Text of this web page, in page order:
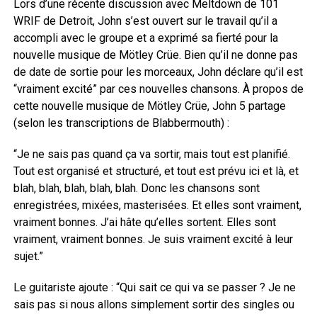
Lors d’une récente discussion avec Meltdown de 101
WRIF de Detroit, John s’est ouvert sur le travail qu’il a
accompli avec le groupe et a exprimé sa fierté pour la
nouvelle musique de Mötley Crüe. Bien qu’il ne donne pas
de date de sortie pour les morceaux, John déclare qu’il est
“vraiment excité” par ces nouvelles chansons. À propos de
cette nouvelle musique de Mötley Crüe, John 5 partage
(selon les transcriptions de Blabbermouth) :
“Je ne sais pas quand ça va sortir, mais tout est planifié.
Tout est organisé et structuré, et tout est prévu ici et là, et
blah, blah, blah, blah, blah. Donc les chansons sont
enregistrées, mixées, masterisées. Et elles sont vraiment,
vraiment bonnes. J’ai hâte qu’elles sortent. Elles sont
vraiment, vraiment bonnes. Je suis vraiment excité à leur
sujet.”
Le guitariste ajoute : “Qui sait ce qui va se passer ? Je ne
sais pas si nous allons simplement sortir des singles ou